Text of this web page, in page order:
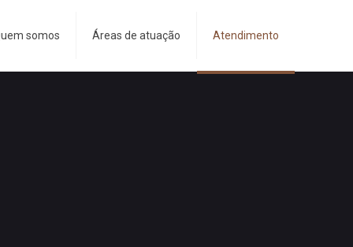
somos Áreas de atuação Atendimento